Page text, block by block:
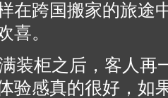
在跨国搬家的旅途
喜。
装柜之后，客人再
验感真的很好，如